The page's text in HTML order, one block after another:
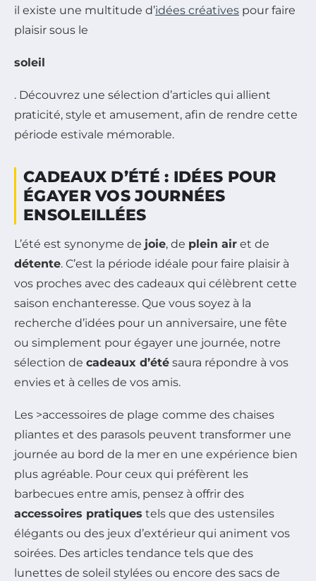
il existe une multitude d’idées créatives pour faire
plaisir sous le
soleil
. Découvrez une sélection d’articles qui allient
praticité, style et amusement, afin de rendre cette
période estivale mémorable.
CADEAUX D’ÉTÉ : IDÉES POUR
ÉGAYER VOS JOURNÉES
ENSOLEILLÉES
L’été est synonyme de joie, de plein air et de
détente. C’est la période idéale pour faire plaisir à
vos proches avec des cadeaux qui célèbrent cette
saison enchanteresse. Que vous soyez à la
recherche d’idées pour un anniversaire, une fête
ou simplement pour égayer une journée, notre
sélection de cadeaux d’été saura répondre à vos
envies et à celles de vos amis.
Les >accessoires de plage comme des chaises
pliantes et des parasols peuvent transformer une
journée au bord de la mer en une expérience bien
plus agréable. Pour ceux qui préfèrent les
barbecues entre amis, pensez à offrir des
accessoires pratiques tels que des ustensiles
élégants ou des jeux d’extérieur qui animent vos
soirées. Des articles tendance tels que des
lunettes de soleil stylées ou encore des sacs de